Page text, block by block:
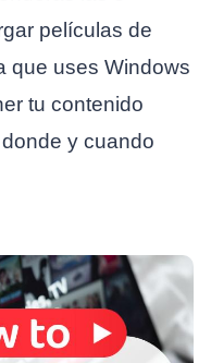
películas de
que uses Windows
tu contenido
y cuando